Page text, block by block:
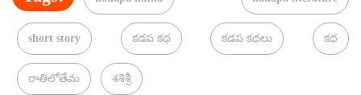
short story కడప కథ కడప కథలు కథ
రాతిలోతేమ శశిశ్రీ